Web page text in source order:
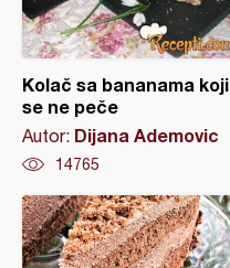
Kolač sa bananama koji
se ne peče
Autor: Dijana Ademovic
14765